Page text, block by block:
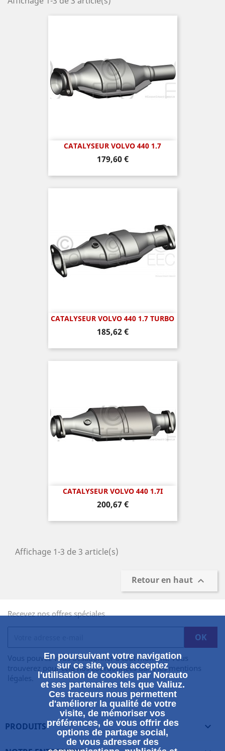
CATALYSEUR VOLVO 440 1.7
Prix
179,60 €
CATALYSEUR VOLVO 440 1.7 TURBO
Prix
185,62 €
CATALYSEUR VOLVO 440 1.7I
Prix
200,67 €
Affichage 1-3 de 3 article(s)
Retour en haut 
Recevez nos offres spéciales
Vous pouvez vous désabonner à tout moment. Vous
trouverez pour cela nos coordonnées dans les mentions
légales.
PRODUITS 
En poursuivant votre navigation
sur ce site, vous acceptez
l'utilisation de cookies par Norauto
et ses partenaires tels que Valiuz.
Ces traceurs nous permettent
d'améliorer la qualité de votre
visite, de mémoriser vos
préférences, de vous offrir des
options de partage social,
de vous adresser des